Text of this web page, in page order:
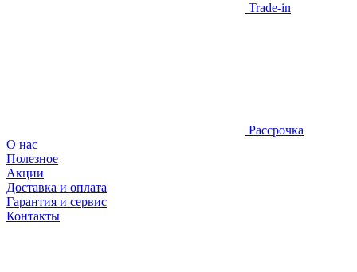
Trade-in
Рассрочка
О нас
Полезное
Акции
Доставка и оплата
Гарантия и сервис
Контакты